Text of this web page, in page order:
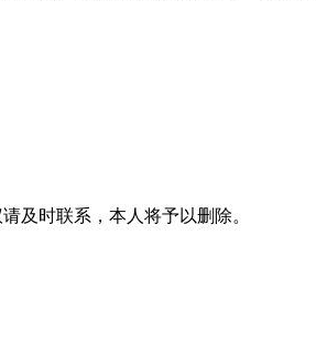
及时联系，本人将予以删除。